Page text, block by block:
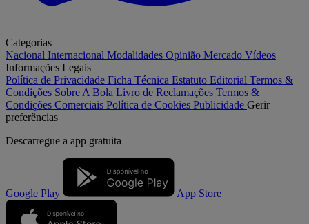
Categorias
Nacional Internacional Modalidades Opinião Mercado Vídeos
Informações Legais
Política de Privacidade Ficha Técnica Estatuto Editorial Termos &
Condições Sobre A Bola Livro de Reclamações Termos &
Condições Comerciais Política de Cookies Publicidade Gerir
preferências
Descarregue a app gratuita
Google Play App Store